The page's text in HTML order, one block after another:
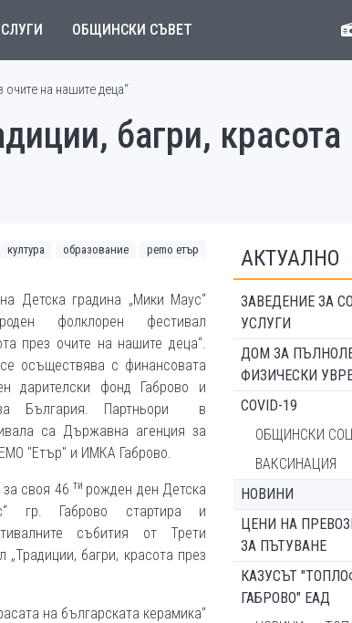
ОБЩИНСКИ СЪВЕТ
очите на нашите деца“
багри, красота
култура образование рemo етър
Детска градина „Мики Маус“
фолклорен фестивал
през очите на нашите деца“.
осъществява с финансовата
дарителски фонд Габрово и
България. Партньори в
са Държавна агенция за
"Етър" и ИМКА Габрово.
своя 46 ти рожден ден Детска
гр. Габрово стартира и
събития от Трети
багри, красота през
на българската керамика‘‘
АКТУАЛНО
ЗАВЕДЕНИЕ ЗА
УСЛУГИ
ДОМ ЗА
ФИЗИЧЕСКИ
COVID-19
ОБЩИНСКИ
ВАКСИНАЦИЯ
НОВИНИ
ЦЕНИ НА
ЗА ПЪТУВАНЕ
КАЗУСЪТ
ГАБРОВО" ЕАД